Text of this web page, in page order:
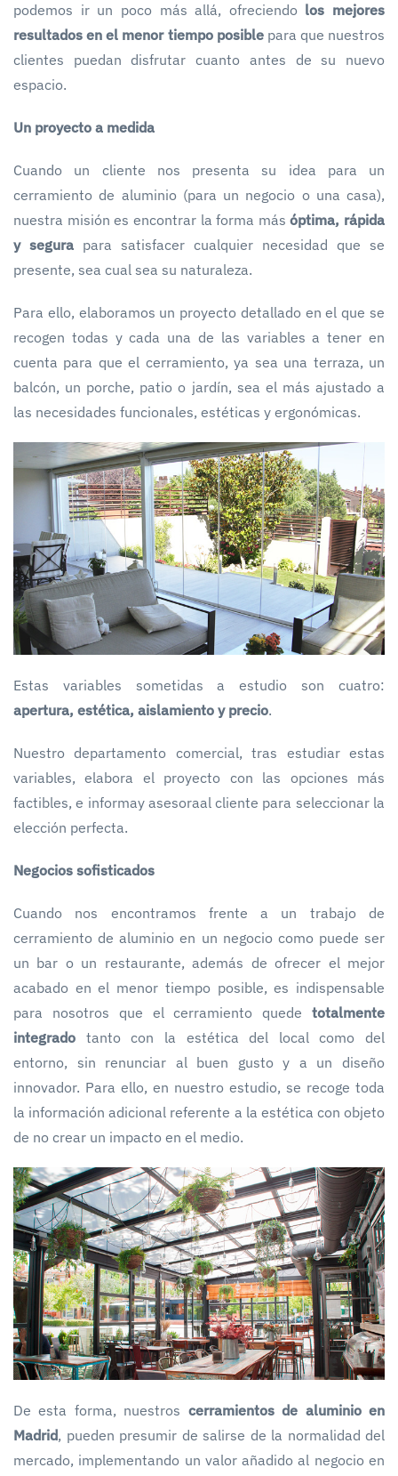
podemos ir un poco más allá, ofreciendo los mejores
resultados en el menor tiempo posiblepara que nuestros
clientes puedan disfrutar cuanto antes de su nuevo
espacio.
Un proyecto a medida
Cuando un cliente nos presenta su idea para un
cerramiento de aluminio (para un negocio o una casa),
nuestra misión es encontrar la forma másóptima, rápida
y segura para satisfacer cualquier necesidad que se
presente, sea cual sea su naturaleza.
Para ello, elaboramos un proyecto detallado en el que se
recogen todas y cada una de las variables a tener en
cuenta para que el cerramiento, ya sea una terraza, un
balcón, un porche, patio o jardín, sea el más ajustado a
las necesidades funcionales, estéticas y ergonómicas.
Estas variables sometidas a estudio son cuatro:
apertura, estética, aislamiento y precio.
Nuestro departamento comercial, tras estudiar estas
variables, elabora el proyecto con las opciones más
factibles, e informay asesoraal cliente para seleccionar la
elección perfecta.
Negocios sofisticados
Cuando nos encontramos frente a un trabajo de
cerramiento de aluminio en un negocio como puede ser
un bar o un restaurante, además de ofrecer el mejor
acabado en el menor tiempo posible, es indispensable
para nosotros que el cerramiento quede totalmente
integrado tanto con la estética del local como del
entorno, sin renunciar al buen gusto y a un diseño
innovador. Para ello, en nuestro estudio, se recoge toda
la información adicional referente a la estética con objeto
de no crear un impacto en el medio.
De esta forma, nuestros cerramientos de aluminio en
Madrid, pueden presumir de salirse de la normalidad del
mercado, implementando un valor añadido al negocio en